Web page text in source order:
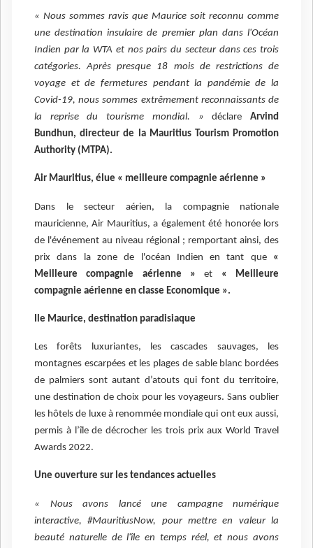
« Nous sommes ravis que Maurice soit reconnu comme
une destination insulaire de premier plan dans l'Océan
Indien par la WTA et nos pairs du secteur dans ces trois
catégories. Après presque 18 mois de restrictions de
voyage et de fermetures pendant la pandémie de la
Covid-19, nous sommes extrêmement reconnaissants de
la reprise du tourisme mondial. » déclare Arvind
Bundhun, directeur de la Mauritius Tourism Promotion
Authority (MTPA).
Air Mauritius, élue « meilleure compagnie aérienne »
Dans le secteur aérien, la compagnie nationale
mauricienne, Air Mauritius, a également été honorée lors
de l'événement au niveau régional ; remportant ainsi, des
prix dans la zone de l'océan Indien en tant que «
Meilleure compagnie aérienne » et « Meilleure
compagnie aérienne en classe Economique ».
Ile Maurice, destination paradisiaque
Les forêts luxuriantes, les cascades sauvages, les
montagnes escarpées et les plages de sable blanc bordées
de palmiers sont autant d’atouts qui font du territoire,
une destination de choix pour les voyageurs. Sans oublier
les hôtels de luxe à renommée mondiale qui ont eux aussi,
permis à l’île de décrocher les trois prix aux World Travel
Awards 2022.
Une ouverture sur les tendances actuelles
« Nous avons lancé une campagne numérique
interactive, #MauritiusNow, pour mettre en valeur la
beauté naturelle de l'île en temps réel, et nous avons